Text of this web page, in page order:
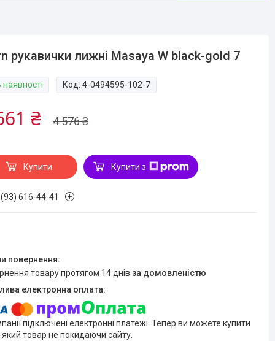
рукавички лижні Masaya W black-gold 7
наявності Код:4-0494595-102-7
4 576 ₴
₴
Купити Купити з
616-44-41
товару протягом 14 днів за домовленістю
підключені електронні платежі. Тепер ви можете купити
товар не покидаючи сайту.